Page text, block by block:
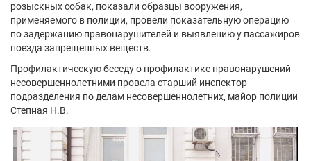
розыскных собак, показали образцы вооружения,
применяемого в полиции, провели показательную операцию
по задержанию правонарушителей и выявлению у пассажиров
поезда запрещенных веществ.
Профилактическую беседу о профилактике правонарушений
несовершеннолетними провела старший инспектор
подразделения по делам несовершеннолетних, майор полиции
Степная Н.В.